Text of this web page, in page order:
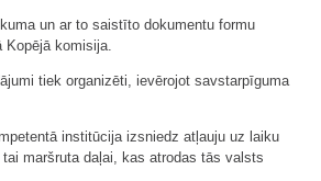
un ar to saistīto dokumentu formu
komisija.
tiek organizēti, ievērojot savstarpīguma
institūcija izsniedz atļauju uz laiku
maršruta daļai, kas atrodas tās valsts